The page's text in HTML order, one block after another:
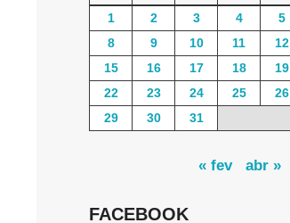
1 2 3 4 5
8
9 10 11 12
15
16 17 18 19
22
23 24 25 26
29
30 31
« fev abr »
FACEBOOK